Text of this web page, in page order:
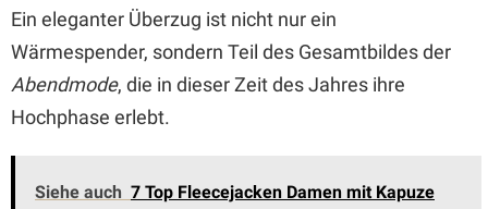
Ein eleganter Überzug ist nicht nur ein
Wärmespender, sondern Teil des Gesamtbildes der
Abendmode, die in dieser Zeit des Jahres ihre
Hochphase erlebt.
Siehe auch 7 Top Fleecejacken Damen mit Kapuze